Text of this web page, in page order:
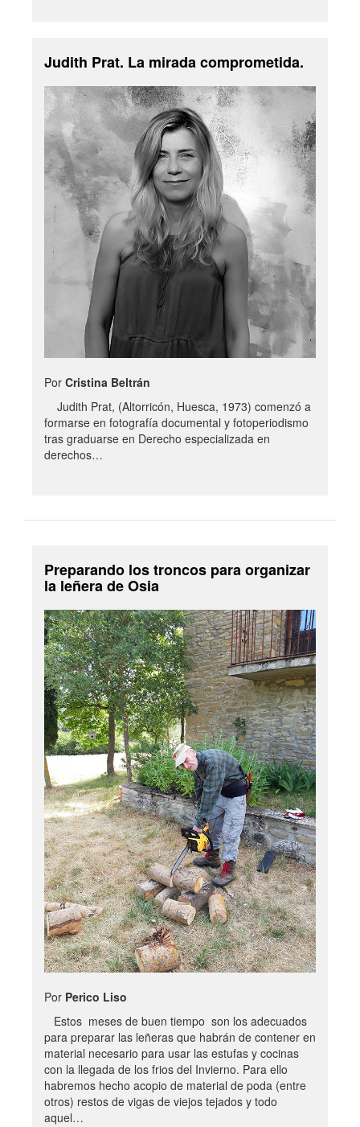
Judith Prat. La mirada comprometida.
Por Cristina Beltrán
Judith Prat, (Altorricón, Huesca, 1973) comenzó a
formarse en fotografía documental y fotoperiodismo
tras graduarse en Derecho especializada en
derechos…
Preparando los troncos para organizar
la leñera de Osia
Por Perico Liso
Estos meses de buen tiempo son los adecuados
para preparar las leñeras que habrán de contener en
material necesario para usar las estufas y cocinas
con la llegada de los frios del Invierno. Para ello
habremos hecho acopio de material de poda (entre
otros) restos de vigas de viejos tejados y todo
aquel…